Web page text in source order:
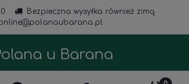
Bezpieczna wysyłka również zimą
u Barana